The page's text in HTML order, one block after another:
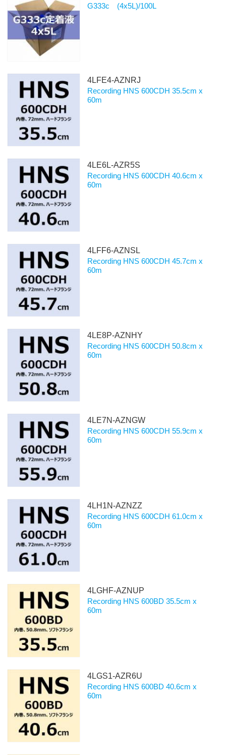
G333c (4x5L)/100L
4LFE4-AZNRJ
Recording HNS 600CDH 35.5cm x
60m
4LE6L-AZR5S
Recording HNS 600CDH 40.6cm x
60m
4LFF6-AZNSL
Recording HNS 600CDH 45.7cm x
60m
4LE8P-AZNHY
Recording HNS 600CDH 50.8cm x
60m
4LE7N-AZNGW
Recording HNS 600CDH 55.9cm x
60m
4LH1N-AZNZZ
Recording HNS 600CDH 61.0cm x
60m
4LGHF-AZNUP
Recording HNS 600BD 35.5cm x
60m
4LGS1-AZR6U
Recording HNS 600BD 40.6cm x
60m